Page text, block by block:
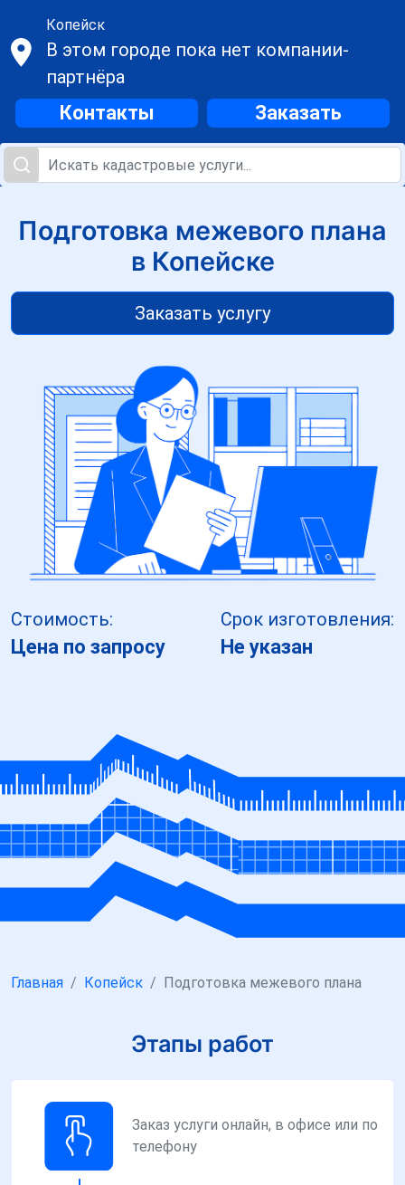
Копейск
В этом городе пока нет компании-
партнёра
Контакты Заказать
Подготовка межевого плана
в Копейске
Заказать услугу
Стоимость:
Цена по запросу
Срок изготовления:
Не указан
Главная Копейск Подготовка межевого плана
Этапы работ
Заказ услуги онлайн, в офисе или по
телефону